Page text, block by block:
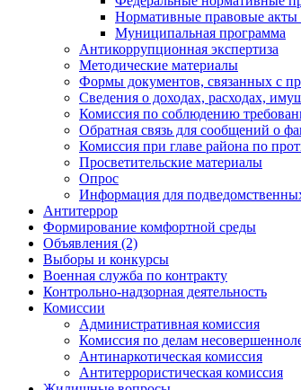
Нормативные правовые акты
Муниципальная программа
Антикоррупционная экспертиза
Методические материалы
Формы документов, связанных с
Сведения о доходах, расходах,
Комиссия по соблюдению
Обратная связь для сообщений о
Комиссия при главе района по
Просветительские материалы
Опрос
Информация для
Антитеррор
Формирование комфортной среды
Объявления (2)
Выборы и конкурсы
Военная служба по контракту
Контрольно-надзорная деятельность
Комиссии
Административная комиссия
Комиссия по делам
Антинаркотическая комиссия
Антитеррористическая комиссия